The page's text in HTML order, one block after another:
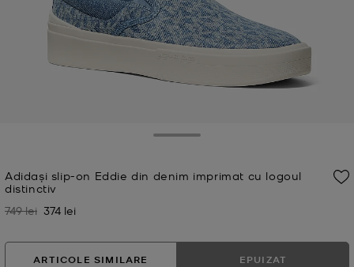
Adidași slip-on Eddie din denim imprimat cu logoul
distinctiv
A fost
749 lei Acum
374 lei
ARTICOLE SIMILARE EPUIZAT